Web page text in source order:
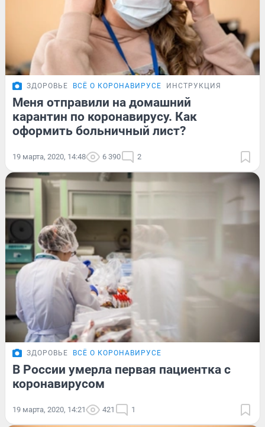
ЗДОРОВЬЕ ВСЁ О КОРОНАВИРУСЕ ИНСТРУКЦИЯ
Меня отправили на домашний
карантин по коронавирусу. Как
оформить больничный лист?
19 марта, 2020, 14:48 6 390 2
ЗДОРОВЬЕ ВСЁ О КОРОНАВИРУСЕ
В России умерла первая пациентка с
коронавирусом
19 марта, 2020, 14:21 421 1